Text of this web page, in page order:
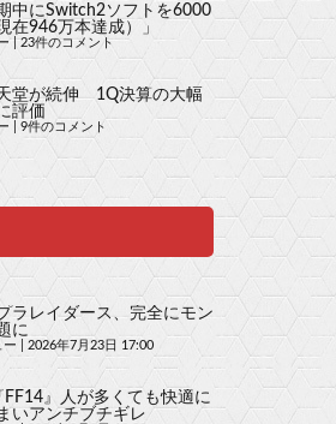
中にSwitch2ソフトを6000
在946万本達成）」
|23件のコメント
天堂が続伸 1Q決算の大幅
評価
9件のコメント
ラレイダース、完全にモン
に
ー 2026年7月23日 17:00
』人が多くても快適に
いアンチブチギレ